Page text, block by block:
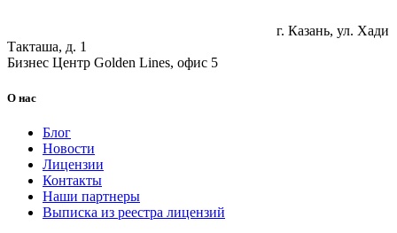
г. Казань, ул. Хади
Такташа, д. 1
Бизнес Центр Golden Lines, офис 5
О нас
Блог
Новости
Лицензии
Контакты
Наши партнеры
Выписка из реестра лицензий